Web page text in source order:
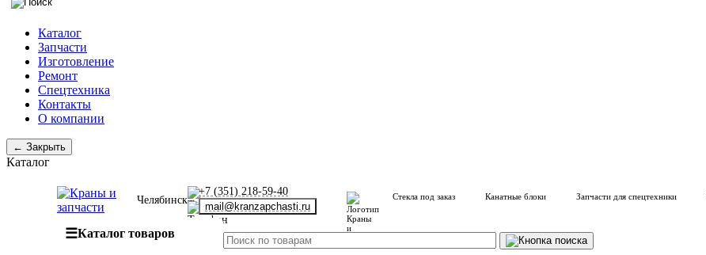
Каталог
Запчасти
Изготовление
Ремонт
Спецтехника
Контакты
О компании
← Закрыть
Каталог
Челябинск
+7 (351) 218-59-40
mail@kranzapchasti.ru
Стекла под заказ Канатные блоки Запчасти для спецтехники
☰Каталог товаров